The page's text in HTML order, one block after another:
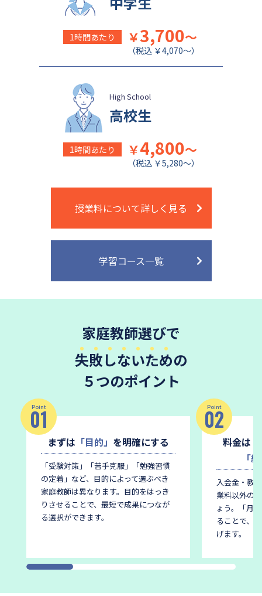
日本女子大学附属中学校 公文国際学園中等部
1時間あたり ￥3,700～
（税込 ￥4,070～）
High School
高校生
1時間あたり ￥4,800～
（税込 ￥5,280～）
授業料について詳しく見る
学習コース一覧
家庭教師選びで
失敗しないための
５つのポイント
Point
01
まずは 「目的」 を明確にする
「受験対策」「苦手克服」「勉強習慣
の定着」など、目的によって選ぶべき
家庭教師は異なります。 目的をはっき
りさせることで、最短で成果につなが
る選択ができます。
Point
02
料金は
「
入会金・教
業料以外の
ょう。
「月
ることで、
げます。